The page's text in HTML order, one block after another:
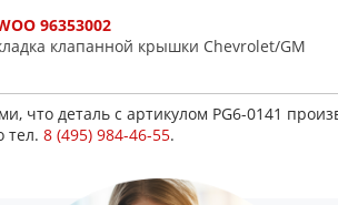
96353002
клапанной крышки Chevrolet/GM
что деталь с артикулом PG6-0141
тел. 8 (495) 984-46-55.